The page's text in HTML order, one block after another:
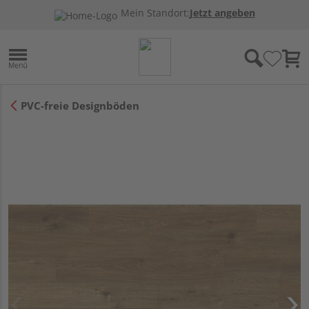
Mein Standort:Jetzt angeben
PVC-freie Designböden